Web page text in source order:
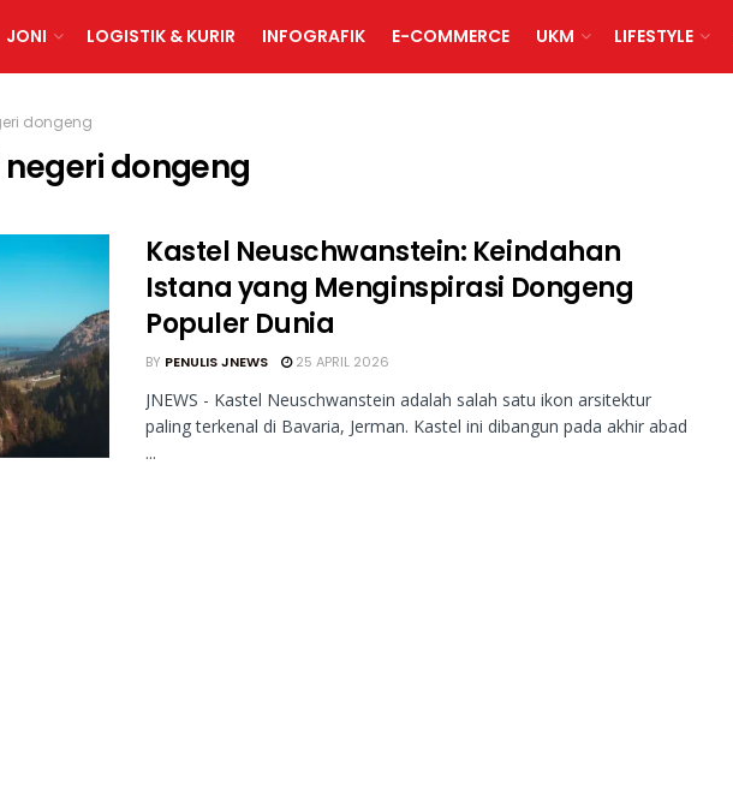
JONI LOGISTIK & KURIR INFOGRAFIK E-COMMERCE UKM LIFESTYLE
dongeng
dongeng
Kastel Neuschwanstein: Keindahan
Istana yang Menginspirasi Dongeng
Populer Dunia
BY PENULIS JNEWS 25 APRIL 2026
JNEWS - Kastel Neuschwanstein adalah salah satu ikon arsitektur
paling terkenal di Bavaria, Jerman. Kastel ini dibangun pada akhir abad
...